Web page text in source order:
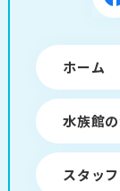
ホーム
水族館
スタッ